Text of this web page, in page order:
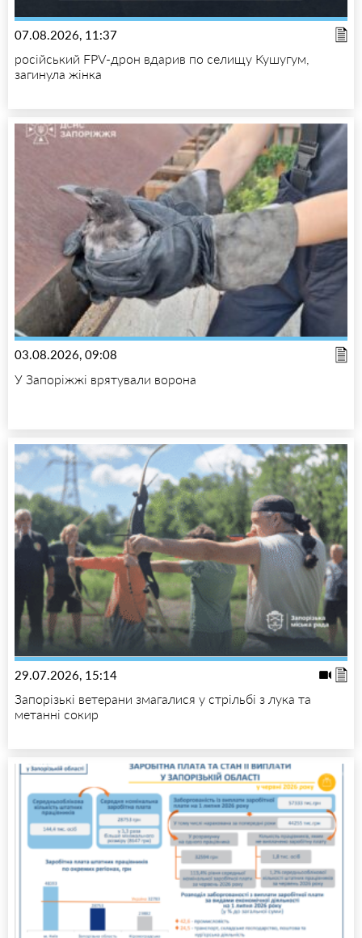
07.08.2026, 11:37
російський FPV-дрон вдарив по селищу Кушугум,
загинула жінка
03.08.2026, 09:08
У Запоріжжі врятували ворона
29.07.2026, 15:14
Запорізькі ветерани змагалися у стрільбі з лука та
метанні сокир